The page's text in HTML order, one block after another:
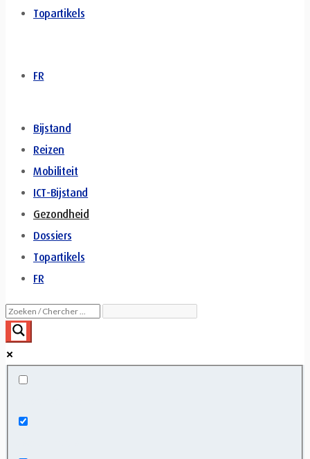
Topartikels
FR
Bijstand
Reizen
Mobiliteit
ICT-Bijstand
Gezondheid
Dossiers
Topartikels
FR